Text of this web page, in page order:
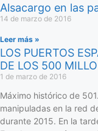
Alsacargo en las
14 de marzo de 2016
Leer más »
LOS PUERTOS
DE LOS 500
1 de marzo de 2016
Máximo histórico de
manipuladas en la red
durante 2015. En la